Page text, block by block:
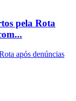
pela Rota